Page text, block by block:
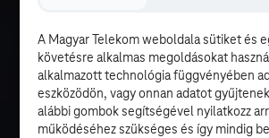
A Magyar Telekom weboldala sütiket és
követésre alkalmas megoldásokat
alkalmazott technológia függvényében
eszközödön, vagy onnan adatot
alábbi gombok segítségével nyilatkozz
működéséhez szükséges és így mindig